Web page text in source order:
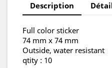
Description
Full color sticker
74 mm x 74 mm
Outside, water resistant
qtity : 10